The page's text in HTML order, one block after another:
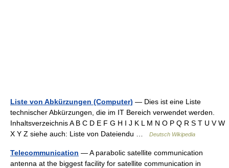
Liste von Abkürzungen (Computer) — Dies ist eine Liste
technischer Abkürzungen, die im IT Bereich verwendet werden.
Inhaltsverzeichnis A B C D E F G H I J K L M N O P Q R S T U V W
X Y Z siehe auch: Liste von Dateiendu …
Deutsch Wikipedia
Telecommunication — A parabolic satellite communication
antenna at the biggest facility for satellite communication in